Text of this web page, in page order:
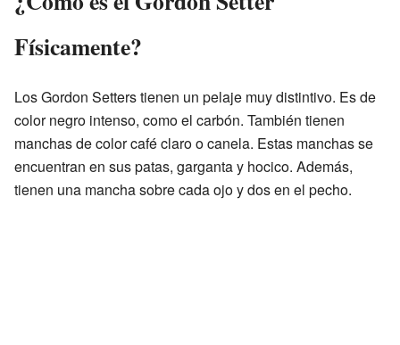
Físicamente?
Los Gordon Setters tienen un pelaje muy distintivo. Es de
color negro intenso, como el carbón. También tienen
manchas de color café claro o canela. Estas manchas se
encuentran en sus patas, garganta y hocico. Además,
tienen una mancha sobre cada ojo y dos en el pecho.